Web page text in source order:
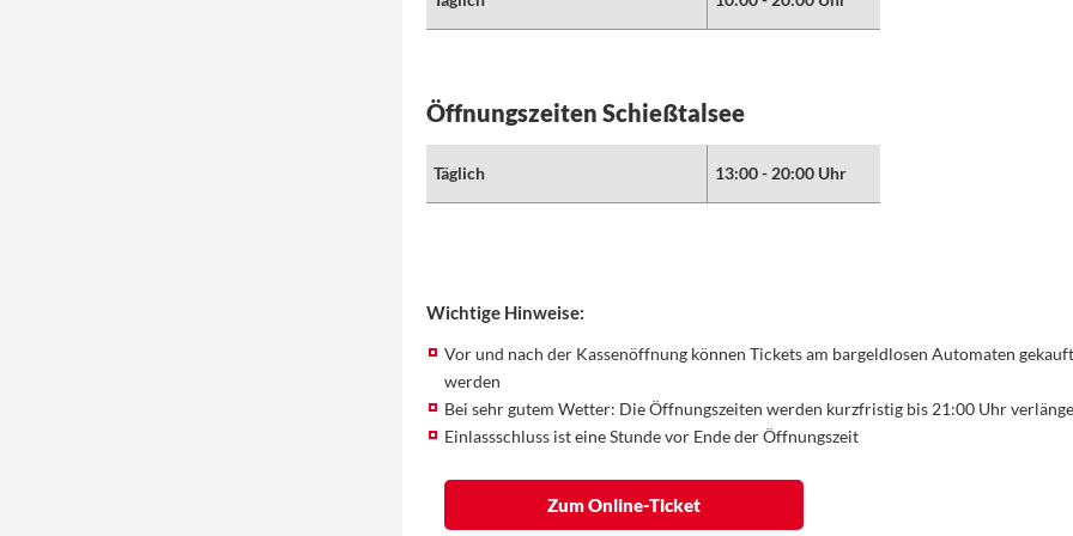
Öffnungszeiten Schießtalsee
Täglich 13:00 - 20:00 Uhr
Wichtige Hinweise:
Vor und nach der Kassenöffnung können Tickets am bargeldlosen Automaten gekauft
werden
Bei sehr gutem Wetter: Die Öffnungszeiten werden kurzfristig bis 21:00 Uhr
Einlassschluss ist eine Stunde vor Ende der Öffnungszeit
Zum Online-Ticket